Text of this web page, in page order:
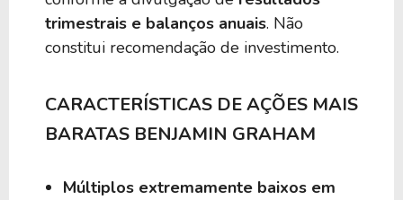
trimestrais e balanços anuais. Não
constitui recomendação de investimento.
CARACTERÍSTICAS DE AÇÕES MAIS
BARATAS BENJAMIN GRAHAM
Múltiplos extremamente baixos em